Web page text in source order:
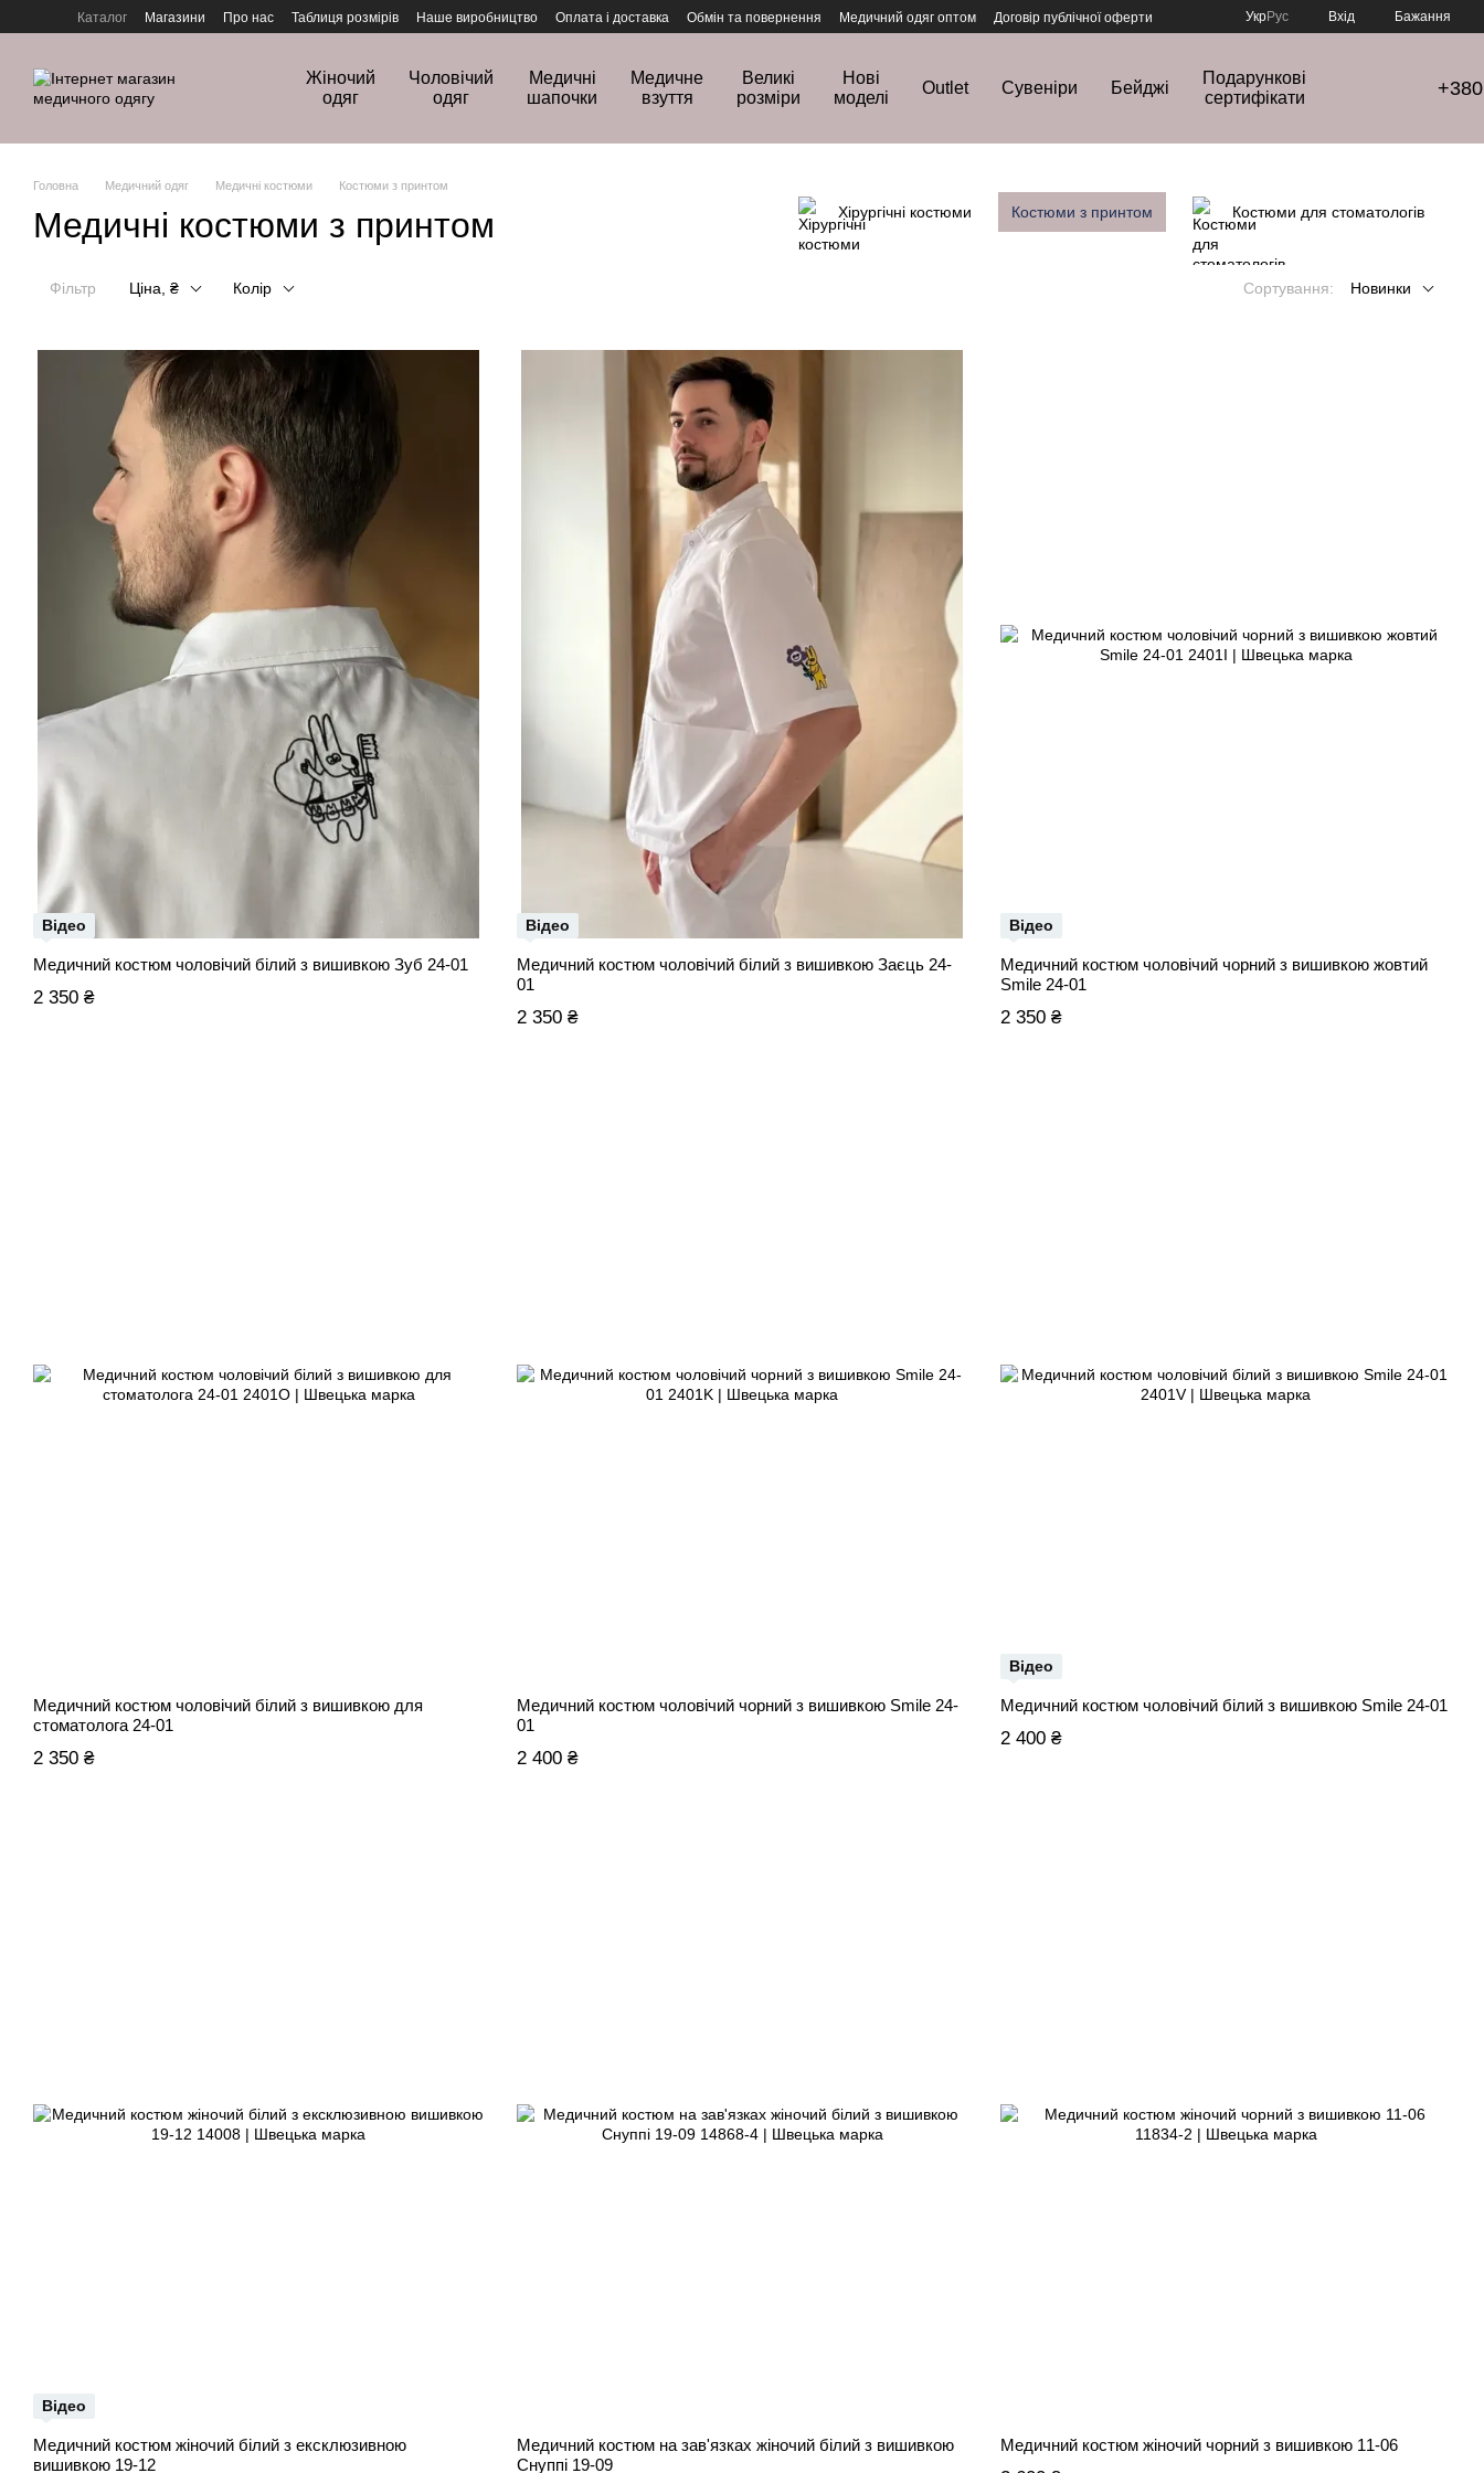
Перейти до основного контенту
Каталог Магазини Про нас Таблиця розмірів Наше виробництво Оплата і доставка Обмін та повернення Медичний одяг оптом
Договір публічної оферти
УкрРус Вхід Бажання
Жіночий
одяг
Чоловічий
одяг
Медичні
шапочки
Медичне
взуття
Великі
розміри
Нові
моделі
Outlet Сувеніри Бейджі
Подарункові
сертифікати
Головна Медичний одяг Медичні костюми Костюми з принтом
Медичні костюми з принтом Хірургічні костюми Костюми з принтом Костюми для стоматологів
Фільтр Ціна, ₴ Колір Сортування: Новинки
Відео
Медичний костюм чоловічий білий з вишивкою Зуб 24-01
2 350 ₴
Відео
Медичний костюм чоловічий білий з вишивкою Заєць 24-
01
2 350 ₴
Відео
Медичний костюм чоловічий чорний з вишивкою жовтий
Smile 24-01
2 350 ₴
Медичний костюм чоловічий білий з вишивкою для
стоматолога 24-01
2 350 ₴
Медичний костюм чоловічий чорний з вишивкою Smile 24-
01
2 400 ₴
Відео
Медичний костюм чоловічий білий з вишивкою Smile 24-01
2 400 ₴
Відео
Медичний костюм жіночий білий з ексклюзивною
вишивкою 19-12
Медичний костюм на зав'язках жіночий білий з вишивкою
Снуппі 19-09
Медичний костюм жіночий чорний з вишивкою 11-06